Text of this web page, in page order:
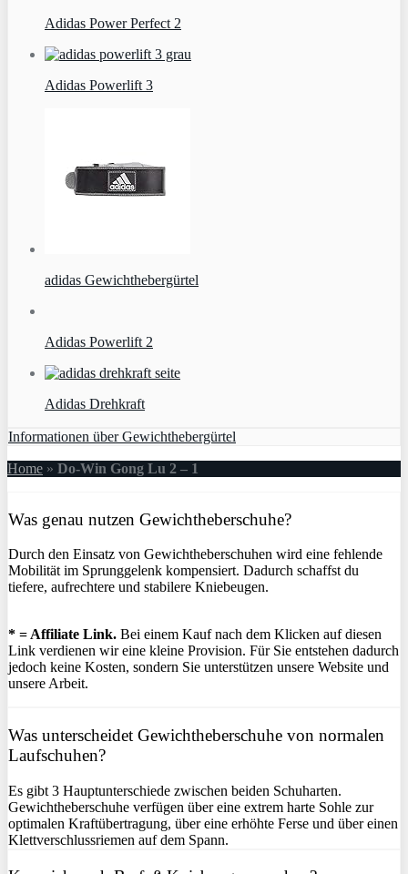
Adidas Power Perfect 2
Adidas Powerlift 3
adidas Gewichthebergürtel
Adidas Powerlift 2
Adidas Drehkraft
Informationen über Gewichthebergürtel
Home » Do-Win Gong Lu 2 – 1
Was genau nutzen Gewichtheberschuhe?
Durch den Einsatz von Gewichtheberschuhen wird eine fehlende
Mobilität im Sprunggelenk kompensiert. Dadurch schaffst du
tiefere, aufrechtere und stabilere Kniebeugen.
* = Affiliate Link. Bei einem Kauf nach dem Klicken auf diesen
Link verdienen wir eine kleine Provision. Für Sie entstehen dadurch
jedoch keine Kosten, sondern Sie unterstützen unsere Website und
unsere Arbeit.
Was unterscheidet Gewichtheberschuhe von normalen
Laufschuhen?
Es gibt 3 Hauptunterschiede zwischen beiden Schuharten.
Gewichtheberschuhe verfügen über eine extrem harte Sohle zur
optimalen Kraftübertragung, über eine erhöhte Ferse und über einen
Klettverschlussriemen auf dem Spann.